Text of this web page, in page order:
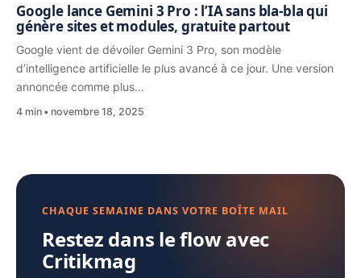
Google lance Gemini 3 Pro : l’IA sans bla-bla qui
génère sites et modules, gratuite partout
Google vient de dévoiler Gemini 3 Pro, son modèle
d’intelligence artificielle le plus avancé à ce jour. Une version
annoncée comme plus…
4 min novembre 18, 2025
CHAQUE SEMAINE DANS VOTRE BOÎTE MAIL
Restez dans le flow avec
Critikmag